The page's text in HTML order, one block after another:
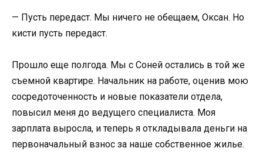
— Пусть передаст. Мы ничего не обещаем, Оксан. Но
кисти пусть передаст.
Прошло еще полгода. Мы с Соней остались в той же
съемной квартире. Начальник на работе, оценив мою
сосредоточенность и новые показатели отдела,
повысил меня до ведущего специалиста. Моя
зарплата выросла, и теперь я откладывала деньги на
первоначальный взнос за наше собственное жилье.